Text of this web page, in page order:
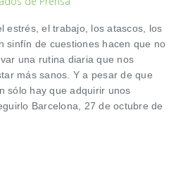
estrés, el trabajo, los atascos, los
sinfín de cuestiones hacen que no
una rutina diaria que nos
más sanos. Y a pesar de que
sólo hay que adquirir unos
Barcelona, 27 de octubre de